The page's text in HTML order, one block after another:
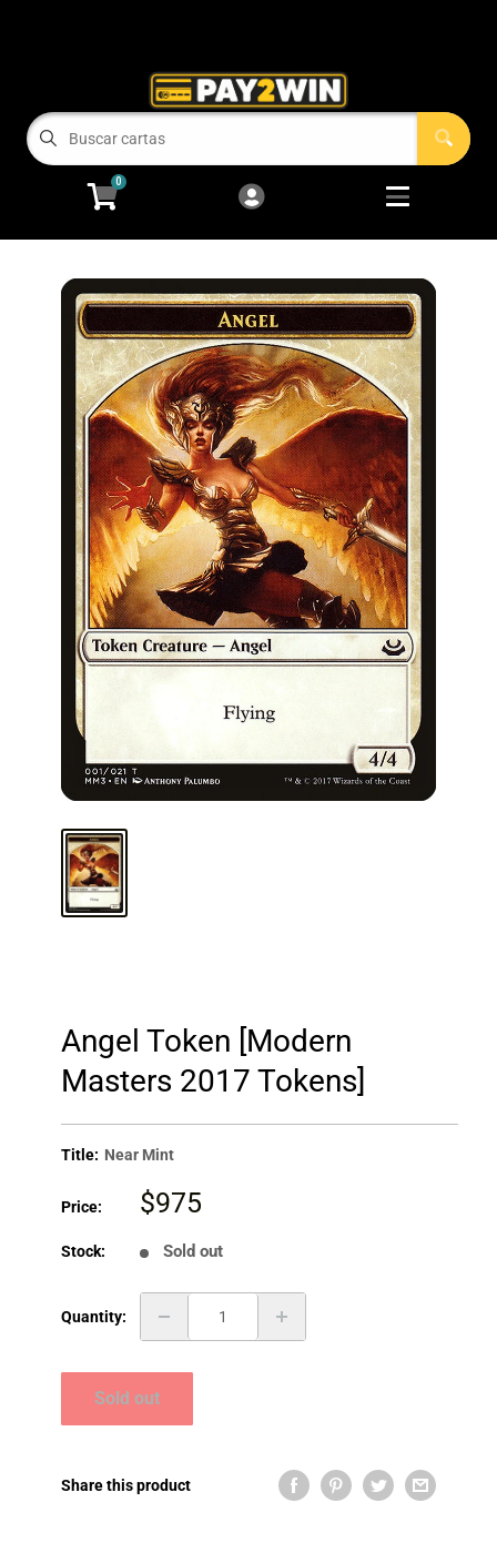
Menu
COMPRAMOS TUS CARTAS!
Magic: The Gathering Open
Pokémon Open
One Piece
Juegos de Mesa
Accesorios
ARMA TU MAZO
0
Angel Token [Modern
Masters 2017 Tokens]
Title: Near Mint
Price:
Sale
$975
Stock: Sold out
Quantity:
Sold out
Share this product